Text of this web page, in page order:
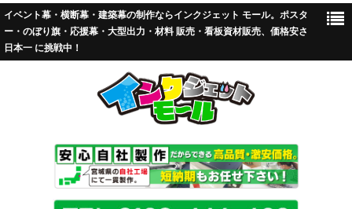
イベント幕・横断幕・建築幕の制作ならインクジェット モール。ポスタ
ー・のぼり旗・応援幕・大型出力・材料 販売・看板資材販売、価格安さ
日本一 に挑戦中！